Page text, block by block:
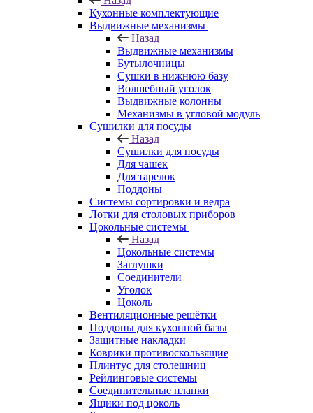
Кухонные комплектующие
Выдвижные механизмы
Назад
Выдвижные механизмы
Бутылочницы
Сушки в нижнюю базу
Волшебный уголок
Выдвижные колонны
Механизмы в угловой модуль
Сушилки для посуды
Назад
Сушилки для посуды
Для чашек
Для тарелок
Поддоны
Системы сортировки и ведра
Лотки для столовых приборов
Цокольные системы
Назад
Цокольные системы
Заглушки
Соединители
Уголок
Цоколь
Вентиляционные решётки
Поддоны для кухонной базы
Защитные накладки
Коврики противоскользящие
Плинтус для столешниц
Рейлинговые системы
Соединительные планки
Ящики под цоколь